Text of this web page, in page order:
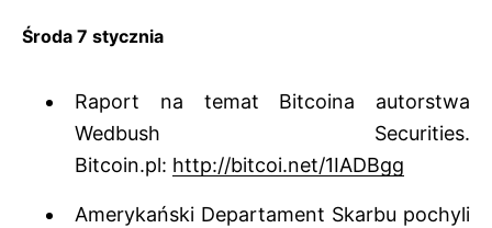
Środa 7 stycznia
Raport na temat Bitcoina autorstwa
Wedbush Securities.
Bitcoin.pl: http://bitcoi.net/1IADBgg
Amerykański Departament Skarbu pochyli